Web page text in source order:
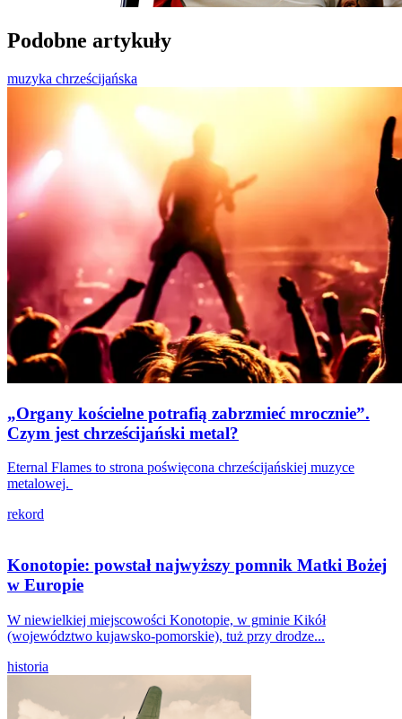
Podobne artykuły
muzyka chrześcijańska
„Organy kościelne potrafią zabrzmieć mrocznie”.
Czym jest chrześcijański metal?
Eternal Flames to strona poświęcona chrześcijańskiej muzyce
metalowej.
rekord
Konotopie: powstał najwyższy pomnik Matki Bożej
w Europie
W niewielkiej miejscowości Konotopie, w gminie Kikół
(województwo kujawsko-pomorskie), tuż przy drodze...
historia